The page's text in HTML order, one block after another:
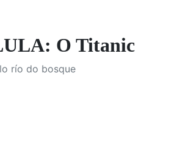
O Titanic
río do bosque